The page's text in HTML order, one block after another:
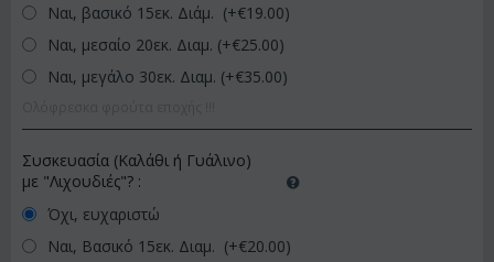
Ναι, βασικό 15εκ. Διάμ. (+€19.00)
Ναι, μεσαίο 20εκ. Διαμ. (+€25.00)
Ναι, μεγάλο 30εκ. Διαμ. (+€35.00)
Συσκευασία (Καλάθι ή Γυάλινο)
με "Λιχουδιές"? :
Όχι, ευχαριστώ
Ναι, Βασικό 15εκ. Διαμ. (+€20.00)